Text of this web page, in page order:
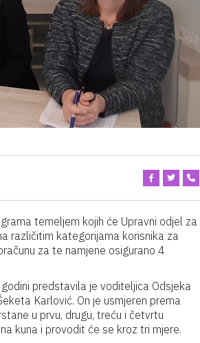
temeljem kojih će Upravni odjel za
različitim kategorijama korisnika za
za te namjene osigurano 4
predstavila je voditeljica Odsjeka
Karlović. On je usmjeren prema
u prvu, drugu, treću i četvrtu
kuna i provodit će se kroz tri mjere.